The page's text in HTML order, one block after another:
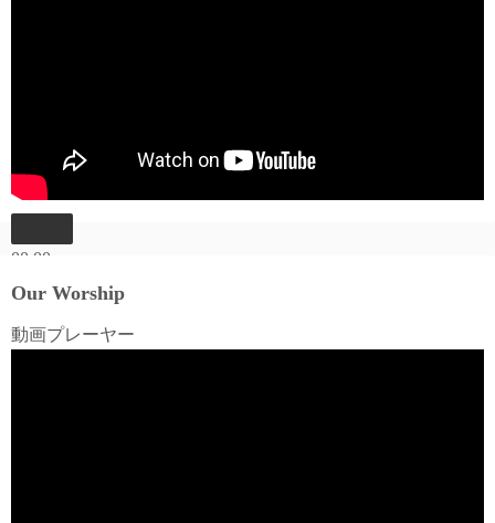
00:00
00:00
Our Worship
動画プレーヤー